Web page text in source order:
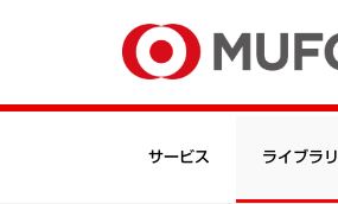
サービス ライブラリ